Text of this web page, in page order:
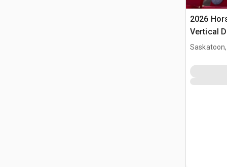
2026
Vertical
Saskatoon,